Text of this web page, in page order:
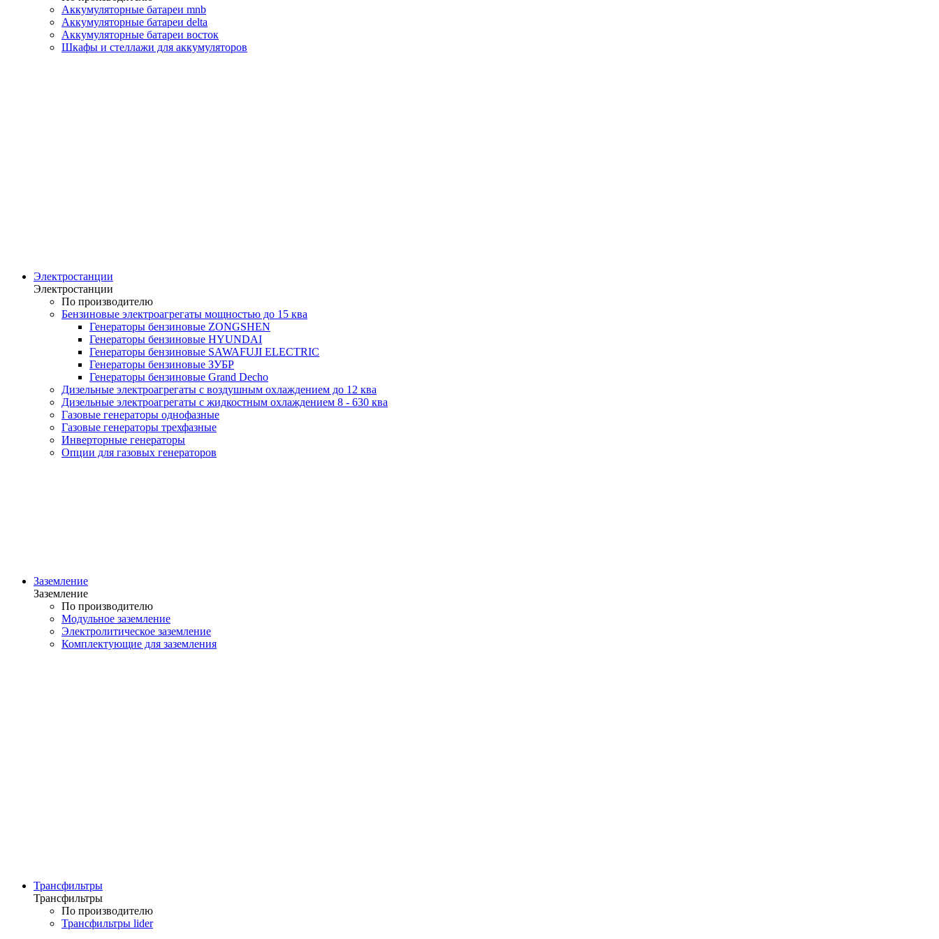
Аккумуляторные батареи mnb
Аккумуляторные батареи delta
Аккумуляторные батареи восток
Шкафы и стеллажи для аккумуляторов
Электростанции
Электростанции
По производителю
Бензиновые электроагрегаты мощностью до 15 ква
Генераторы бензиновые ZONGSHEN
Генераторы бензиновые HYUNDAI
Генераторы бензиновые SAWAFUJI ELECTRIC
Генераторы бензиновые ЗУБР
Генераторы бензиновые Grand Decho
Дизельные электроагрегаты с воздушным охлаждением до 12 ква
Дизельные электроагрегаты с жидкостным охлаждением 8 - 630 ква
Газовые генераторы однофазные
Газовые генераторы трехфазные
Инверторные генераторы
Опции для газовых генераторов
Заземление
Заземление
По производителю
Модульное заземление
Электролитическое заземление
Комплектующие для заземления
Трансфильтры
Трансфильтры
По производителю
Трансфильтры lider